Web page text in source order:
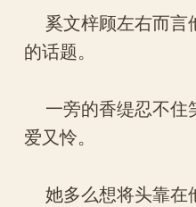
奚文梓顾左右而言
的话题。
一旁的香缇忍不住
爱又怜。
她多么想将头靠在